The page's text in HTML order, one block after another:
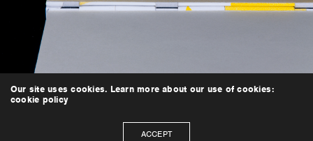
Our site uses cookies. Learn more about our use of cookies:
cookie policy
ACCEPT